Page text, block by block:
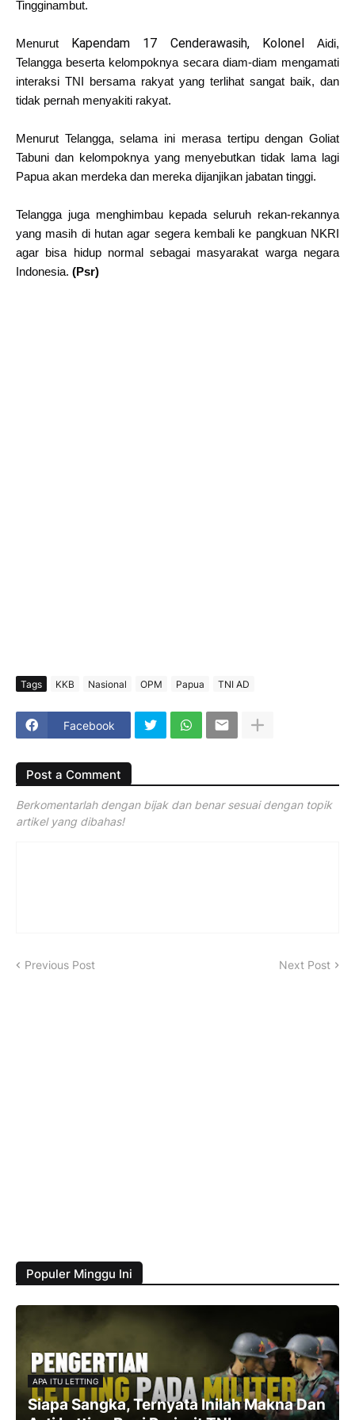
Tingginambut.
Menurut Kapendam 17 Cenderawasih, KolonelAidi,
Telangga beserta kelompoknya secara diam-diam mengamati
interaksi TNI bersama rakyat yang terlihat sangat baik, dan
tidak pernah menyakiti rakyat.
Menurut Telangga, selama ini merasa tertipu dengan Goliat
Tabuni dan kelompoknya yang menyebutkan tidak lama lagi
Papua akan merdeka dan mereka dijanjikan jabatan tinggi.
Telangga juga menghimbau kepada seluruh rekan-rekannya
yang masih di hutan agar segera kembali ke pangkuan NKRI
agar bisa hidup normal sebagai masyarakat warga negara
Indonesia. (Psr)
Tags KKB Nasional OPM Papua TNI AD
Facebook
Post a Comment
Berkomentarlah dengan bijak dan benar sesuai dengan topik
artikel yang dibahas!
Previous Post Next Post
Populer Minggu Ini
APA ITU LETTING
Siapa Sangka, Ternyata Inilah Makna Dan